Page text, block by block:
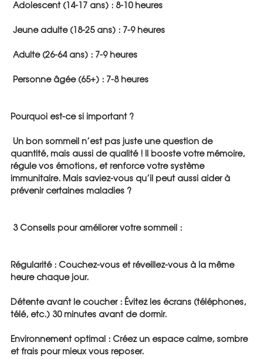
Adolescent (14-17 ans) : 8-10 heures
Jeune adulte (18-25 ans) : 7-9 heures
Adulte (26-64 ans) : 7-9 heures
Personne âgée (65+) : 7-8 heures
Pourquoi est-ce si important ?
quantité, mais aussi de qualité ! Il booste votre mémoire,
régule vos émotions, et renforce votre système
immunitaire. Mais saviez-vous qu’il peut aussi aider à
prévenir certaines maladies ?
3 Conseils pour améliorer votre sommeil :
Régularité : Couchez-vous et réveillez-vous à la même
heure chaque jour.
Détente avant le coucher : Évitez les écrans (téléphones,
télé, etc.) 30 minutes avant de dormir.
Environnement optimal : Créez un espace calme, sombre
et frais pour mieux vous reposer.